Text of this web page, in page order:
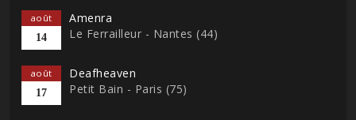
août
14
Amenra
Le Ferrailleur - Nantes (44)
août
17
Deafheaven
Petit Bain - Paris (75)